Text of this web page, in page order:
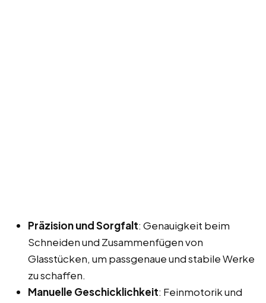
Präzision und Sorgfalt: Genauigkeit beim
Schneiden und Zusammenfügen von
Glasstücken, um passgenaue und stabile Werke
zu schaffen.
Manuelle Geschicklichkeit: Feinmotorik und